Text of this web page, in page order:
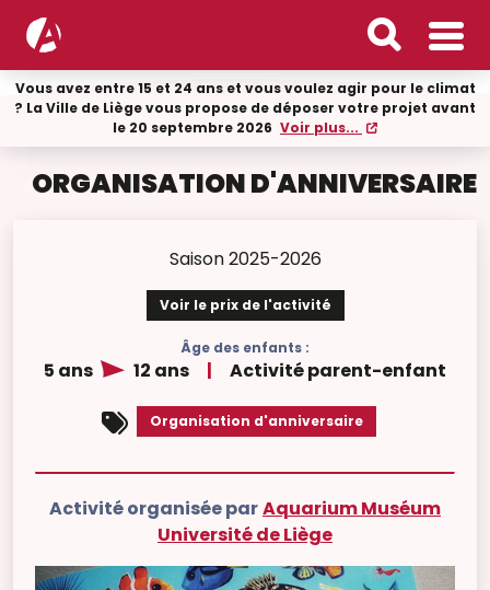
Vous avez entre 15 et 24 ans et vous voulez agir pour le climat
? La Ville de Liège vous propose de déposer votre projet avant
le 20 septembre 2026 Voir plus...
ORGANISATION D'ANNIVERSAIRE
Saison 2025-2026
Voir le prix de l'activité
Âge des enfants :
5 ans 12 ans | Activité parent-enfant
Organisation d'anniversaire
Activité organisée parAquarium Muséum
Université de Liège